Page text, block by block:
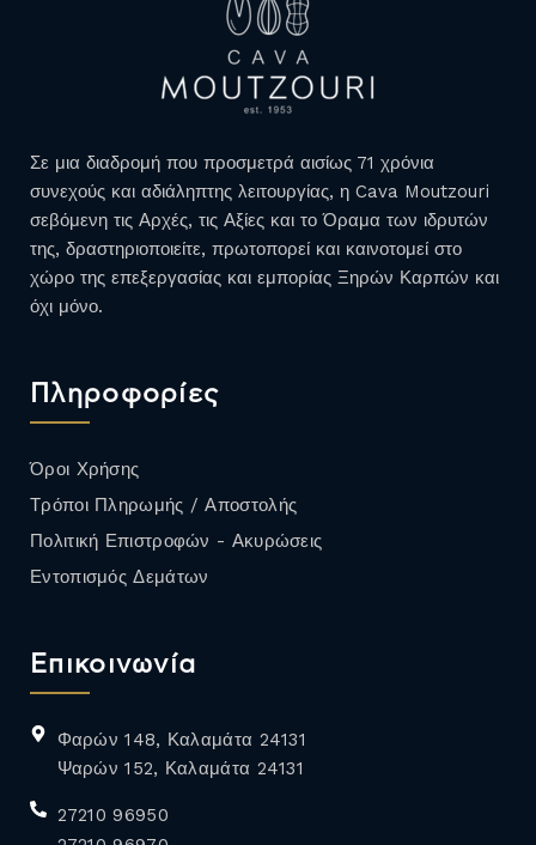
Σε μια διαδρομή που προσμετρά αισίως 71 χρόνια
συνεχούς και αδιάληπτης λειτουργίας, η Cava Moutzouri
σεβόμενη τις Αρχές, τις Αξίες και το Όραμα των ιδρυτών
της, δραστηριοποιείτε, πρωτοπορεί και καινοτομεί στο
χώρο της επεξεργασίας και εμπορίας Ξηρών Καρπών και
όχι μόνο.
Πληροφορίες
Όροι Χρήσης
Τρόποι Πληρωμής / Αποστολής
Πολιτική Επιστροφών - Ακυρώσεις
Εντοπισμός Δεμάτων
Επικοινωνία
Φαρών 148, Καλαμάτα 24131
Ψαρών 152, Καλαμάτα 24131
27210 96950